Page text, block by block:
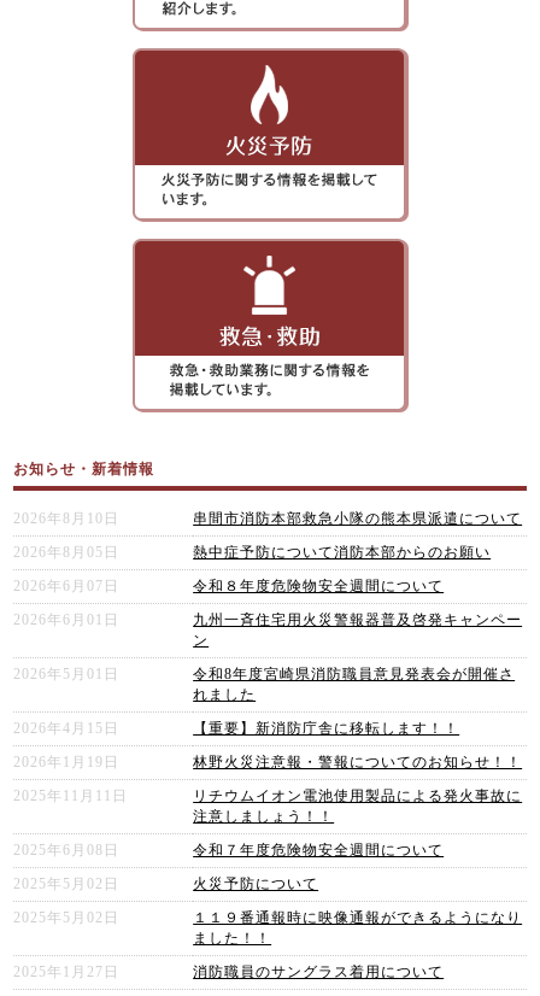
お知らせ・新着情報
2026年8月10日
串間市消防本部救急小隊の熊本県派遣について
2026年8月05日
熱中症予防について消防本部からのお願い
2026年6月07日
令和８年度危険物安全週間について
2026年6月01日
九州一斉住宅用火災警報器普及啓発キャンペー
ン
2026年5月01日
令和8年度宮崎県消防職員意見発表会が開催さ
れました
2026年4月15日
【重要】新消防庁舎に移転します！！
2026年1月19日
林野火災注意報・警報についてのお知らせ！！
2025年11月11日
リチウムイオン電池使用製品による発火事故に
注意しましょう！！
2025年6月08日
令和７年度危険物安全週間について
2025年5月02日
火災予防について
2025年5月02日
１１９番通報時に映像通報ができるようになり
ました！！
2025年1月27日
消防職員のサングラス着用について